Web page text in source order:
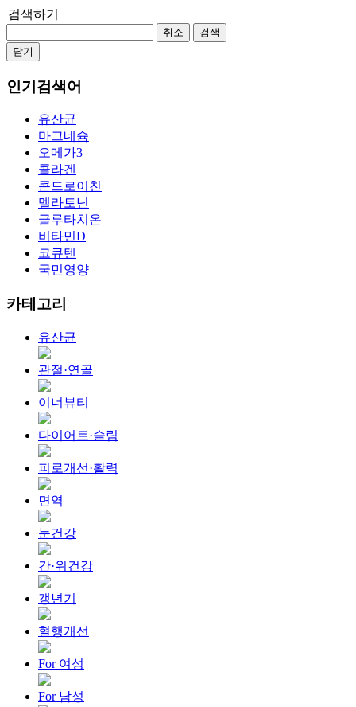
검색하기
취소
검색
닫기
인기검색어
유산균
마그네슘
오메가3
콜라겐
콘드로이친
멜라토닌
글루타치온
비타민D
코큐텐
국민영양
카테고리
유산균
관절·연골
이너뷰티
다이어트·슬림
피로개선·활력
면역
눈건강
간·위건강
갱년기
혈행개선
For 여성
For 남성